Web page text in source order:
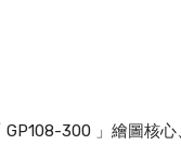
300 」繪圖核